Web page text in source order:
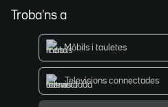
Troba'ns a
Mòbils i tauletes
Televisions connectades